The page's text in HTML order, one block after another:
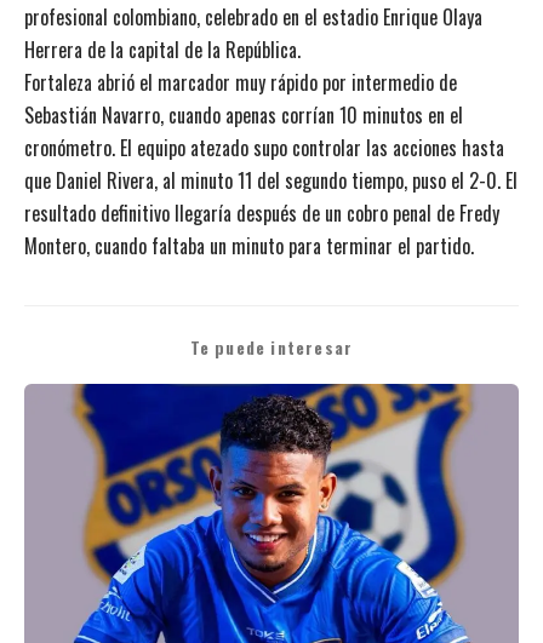
profesional colombiano, celebrado en el estadio Enrique Olaya
Herrera de la capital de la República.
Fortaleza abrió el marcador muy rápido por intermedio de
Sebastián Navarro, cuando apenas corrían 10 minutos en el
cronómetro. El equipo atezado supo controlar las acciones hasta
que Daniel Rivera, al minuto 11 del segundo tiempo, puso el 2-0. El
resultado definitivo llegaría después de un cobro penal de Fredy
Montero, cuando faltaba un minuto para terminar el partido.
Te puede interesar